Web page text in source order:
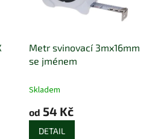
Metr svinovací 3mx16mm
se jménem
Skladem
od 54 Kč
DETAIL